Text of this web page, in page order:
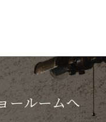
ールームへ